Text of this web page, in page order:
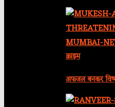
क्राइम
अफजल बनकर